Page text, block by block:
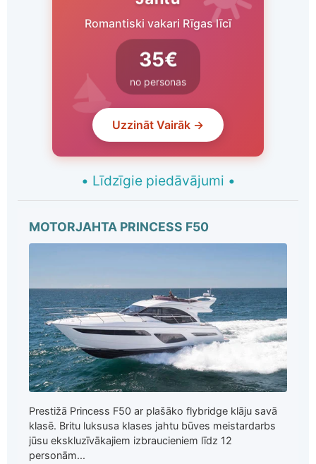
Romantiski vakari Rīgas līcī
35€
no personas
Uzzināt Vairāk →
• Līdzīgie piedāvājumi •
MOTORJAHTA PRINCESS F50
Prestižā Princess F50 ar plašāko flybridge klāju savā
klasē. Britu luksusa klases jahtu būves meistardarbs
jūsu ekskluzīvākajiem izbraucieniem līdz 12
personām...